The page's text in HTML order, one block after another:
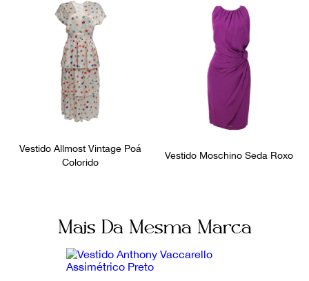
Ocasião
Festa
Vestido Allmost Vintage Poá
Colorido
Vestido Moschino Seda Roxo
Mais Da Mesma Marca